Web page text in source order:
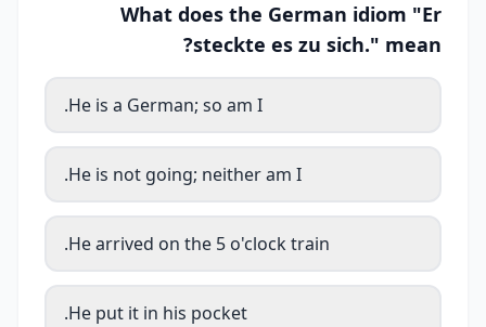
What does the German idiom "Er
steckte es zu sich." mean?
He is a German; so am I.
He is not going; neither am I.
He arrived on the 5 o'clock train.
He put it in his pocket.